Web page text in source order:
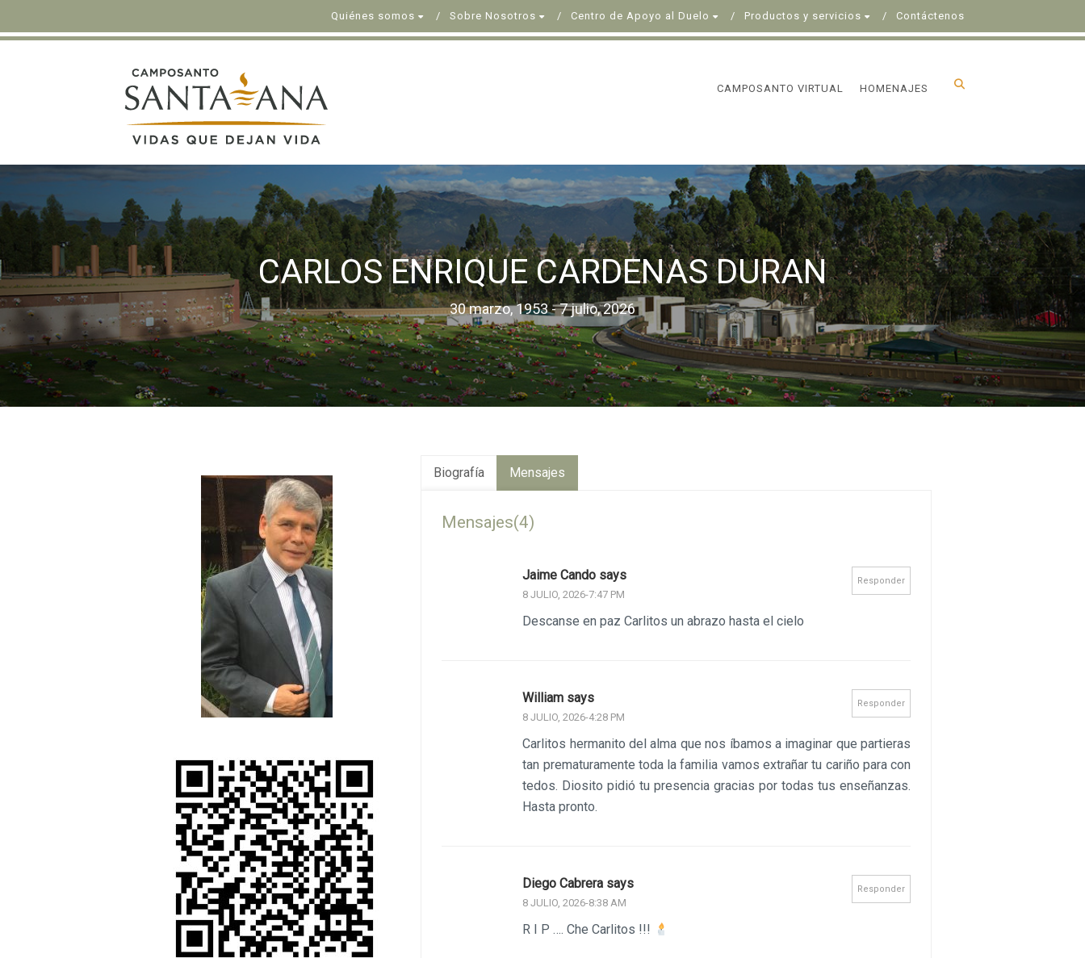
Quiénes somos Sobre Nosotros Centro de Apoyo al Duelo Productos y servicios Contáctenos
CAMPOSANTO VIRTUAL HOMENAJES
CARLOS ENRIQUE CARDENAS DURAN
30 marzo, 1953 - 7 julio, 2026
Biografía Mensajes
Mensajes(4)
Responder
Jaime Cando says
8 JULIO, 2026-7:47 PM
Descanse en paz Carlitos un abrazo hasta el cielo
Responder
William says
8 JULIO, 2026-4:28 PM
Carlitos hermanito del alma que nos íbamos a imaginar que partieras
tan prematuramente toda la familia vamos extrañar tu cariño para con
tedos. Diosito pidió tu presencia gracias por todas tus enseñanzas.
Hasta pronto.
Responder
Diego Cabrera says
8 JULIO, 2026-8:38 AM
R I P …. Che Carlitos !!!